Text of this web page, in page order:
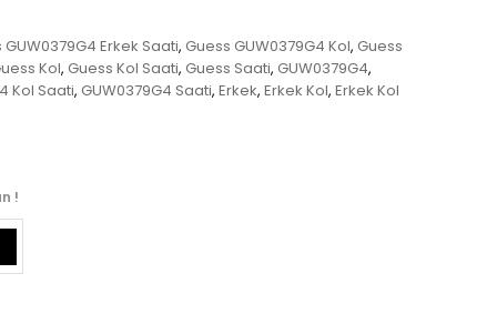
GUW0379G4 Erkek Saati, Guess GUW0379G4 Kol, Guess
Kol, Guess Kol Saati, Guess Saati, GUW0379G4,
Kol Saati, GUW0379G4 Saati, Erkek, Erkek Kol, Erkek Kol
!